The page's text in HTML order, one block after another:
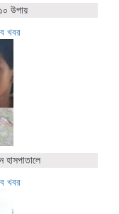
উপায়
খবর
হাসপাতালে
খবর